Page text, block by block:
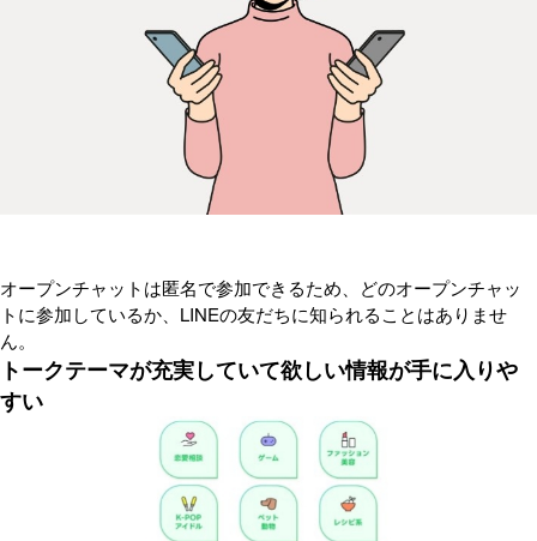
オープンチャットは匿名で参加できるため、どのオープンチャッ
トに参加しているか、LINEの友だちに知られることはありませ
ん。
トークテーマが充実していて欲しい情報が手に入りや
すい